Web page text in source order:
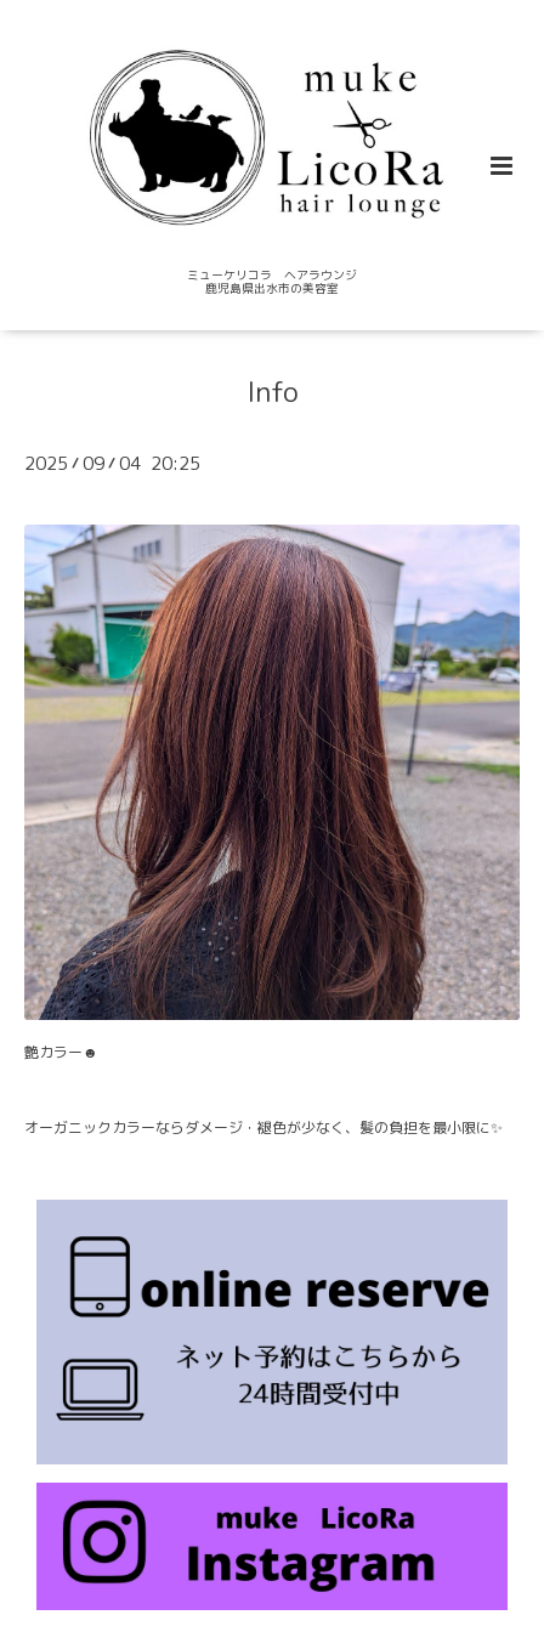
ミューケリコラ ヘアラウンジ
鹿児島県出水市の美容室
Info
2025 /09/04 20:25
艶カラー☻
オーガニックカラーならダメージ・褪色が少なく、髪の負担を最小限に✨